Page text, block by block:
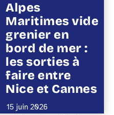
Alpes
Maritimes vide
grenier en
bord de mer :
les sorties à
faire entre
Nice et Cannes
15 juin 2026